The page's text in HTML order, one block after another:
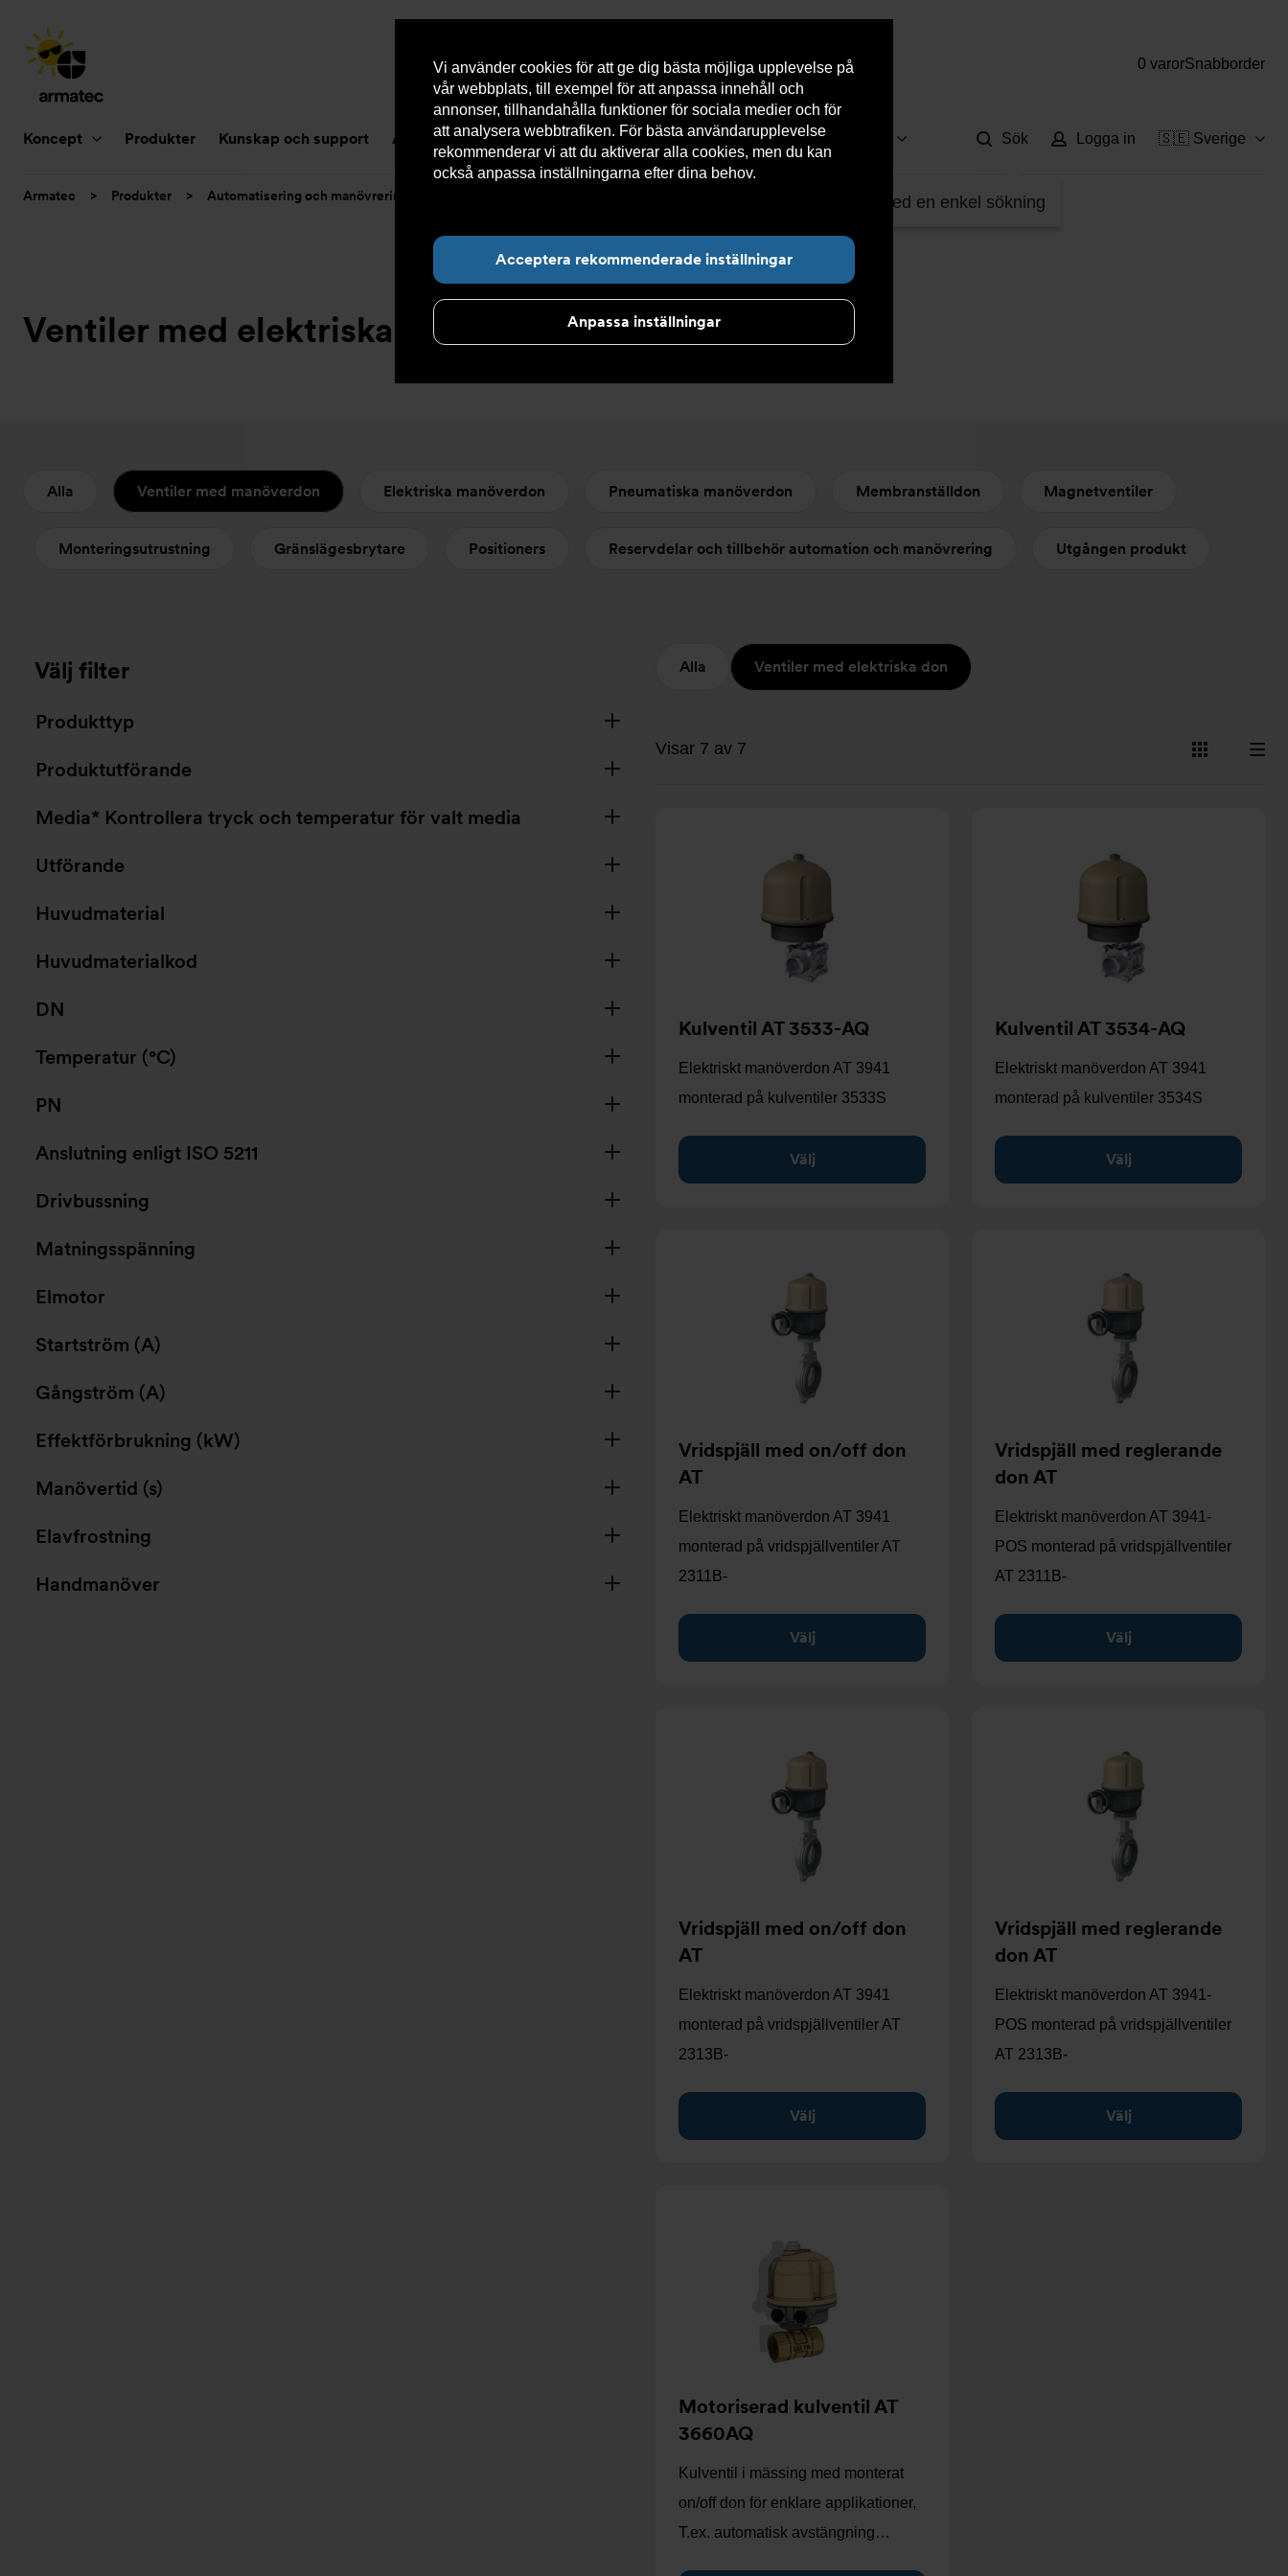
Vi använder cookies för att ge dig bästa möjliga upplevelse på
vår webbplats, till exempel för att anpassa innehåll och
annonser, tillhandahålla funktioner för sociala medier och för
att analysera webbtrafiken. För bästa användarupplevelse
rekommenderar vi att du aktiverar alla cookies, men du kan
också anpassa inställningarna efter dina behov.
Acceptera rekommenderade inställningar
Anpassa inställningar
0 varorSnabborder
Koncept Produkter Kunskap och support Aktuellt Om Armatec Hållbarhet Kontakta oss Kundservice
Hitta det du letar efter med en enkel sökning
Sök Logga in 🇸🇪 Sverige
Du
Armatec > Produkter > Automatisering och manövrering
Ventiler med elektriska don
Alla Ventiler med manöverdon Elektriska manöverdon Pneumatiska manöverdon Membranställdon Magnetventiler
Monteringsutrustning Gränslägesbrytare Positioners Reservdelar och tillbehör automation och manövrering Utgången produkt
Välj filter
Produkttyp
Produktutförande
Media* Kontrollera tryck och temperatur för valt media
Utförande
Huvudmaterial
Huvudmaterialkod
DN
Temperatur (°C)
PN
Anslutning enligt ISO 5211
Drivbussning
Matningsspänning
Elmotor
Startström (A)
Gångström (A)
Effektförbrukning (kW)
Manövertid (s)
Elavfrostning
Handmanöver
Alla Ventiler med elektriska don
Visar 7 av 7
Visa
Visa
Kulventil AT 3533-AQ
Elektriskt manöverdon AT 3941
monterad på kulventiler 3533S
Välj
Kulventil AT 3534-AQ
Elektriskt manöverdon AT 3941
monterad på kulventiler 3534S
Välj
Vridspjäll med on/off don
AT
Elektriskt manöverdon AT 3941
monterad på vridspjällventiler AT
2311B-
Välj
Vridspjäll med reglerande
don AT
Elektriskt manöverdon AT 3941-
POS monterad på vridspjällventiler
AT 2311B-
Välj
Vridspjäll med on/off don
AT
Elektriskt manöverdon AT 3941
monterad på vridspjällventiler AT
2313B-
Välj
Vridspjäll med reglerande
don AT
Elektriskt manöverdon AT 3941-
POS monterad på vridspjällventiler
AT 2313B-
Välj
Motoriserad kulventil AT
3660AQ
Kulventil i mässing med monterat
on/off don för enklare applikationer,
T.ex. automatisk avstängning…